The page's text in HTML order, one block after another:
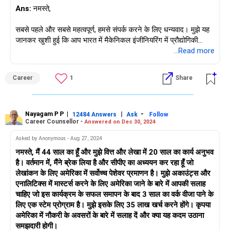
उम्मीद है ये मदद करेगा। शुभकामनाएं।
आपकी सफलता के लिए. तुम रहो. विश्वास रखें
अश्विनी दासगुप्ता
-कॉन्फिडेंस डिकोडेड के लेखक। क्या यह एक कौशल या मनोवृत्ति है?
Ans: नमस्ते,
सबसे पहले और सबसे महत्वपूर्ण, हमसे संपर्क करने के लिए धन्यवाद। मुझे यह
जानकर खुशी हुई कि आप भारत में मैकेनिकल इंजीनियरिंग में प्रौद्योगिकी
स्नातक की पढ़ाई कर रहे हैं। आपके प्रश्न के उत्तर के रूप में, मैं आपको बताना
निश्चित रूप से अमेरिका में एआई/एमएल में मास्टर डिग्री हासिल कर सकते
हैं। आपको यह जानकर खुशी होगी कि आर्टिफिशियल इंटेलिजेंस (एआई) या
मशीन लर्निंग (एमएल) के कार्यक्रमों के लिए संयुक्त राज्य अमेरिका के कई
ही नहीं, इंजीनियरिंग पृष्ठभूमि से आना फायदेमंद हो सकता है।
फिर भी, प्रवेश के लिए आवश्यक शर्तों को पूरा करने के लिए, आपको यह साबित
करने की आवश्यकता हो सकती है कि आप कुछ प्रोग्रामिंग भाषाओं में पारंगत हैं
और साथ ही कंप्यूटर विज्ञान, गणित और सांख्यिकी की बुनियादी समझ प्रदर्शित
करते हैं। मैं अनुशंसा करूंगा कि आप इस पाठ्यक्रम में नामांकन करने से पहले
इन क्षेत्रों में अपनी क्षमताओं को बढ़ाएं, और इसी कारण से मैं सुझाव दूंगा कि आप
ऑनलाइन पाठ्यक्रम, परियोजनाएं, या पूर्ण प्रमाणन शुरू करें। इसके अलावा,
याद रखें कि संबंधित इंटर्नशिप या परियोजनाओं के माध्यम से एआई या एमएल के
प्रति आपके उत्साह और प्रतिबद्धता को प्रदर्शित करके आपके आवेदन को
काफी बढ़ाया जा सकता है।
...Read more
Career 1 Share
Nayagam P P | 12484 Answers | Ask -
Follow
Career Counsellor - Answered on Dec 30, 2024
Asked by Anonymous - Aug 27, 2024
नमस्ते, मैं 44 साल का हूँ और मुझे वित्त और लेखा में 20 साल का कार्य अनुभव
है। वर्तमान में, मैंने ब्रेक लिया है और सीपीए का अध्ययन कर रहा हूँ जो
लेखांकन के लिए अमेरिका में सर्वोच्च पेशेवर प्रमाणन है। मुझे अकाउंट्स और
एनालिटिक्स में मास्टर्स करने के लिए अमेरिका जाने के बारे में आपकी सलाह
चाहिए जो इस कार्यक्रम के सफल समापन के बाद 3 साल का वर्क वीजा पाने के
लिए एक स्टेम प्रोग्राम है। मुझे इसके लिए 35 लाख खर्च करने होंगे। कृपया
अमेरिका में नौकरी के अवसरों के बारे में सलाह दें और क्या यह कदम उठाना
समझदारी होगी।